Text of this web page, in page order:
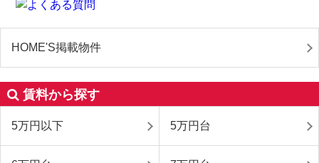
HOME'S掲載物件
賃料から探す
5万円以下 5万円台